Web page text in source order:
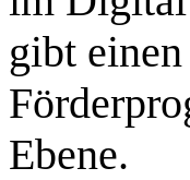
gibt
Ebene.